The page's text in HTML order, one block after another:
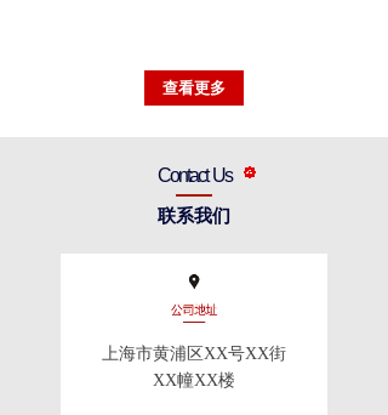
查看更多
Contact Us
联系我们
上海市黄浦区XX号XX街
XX幢XX楼